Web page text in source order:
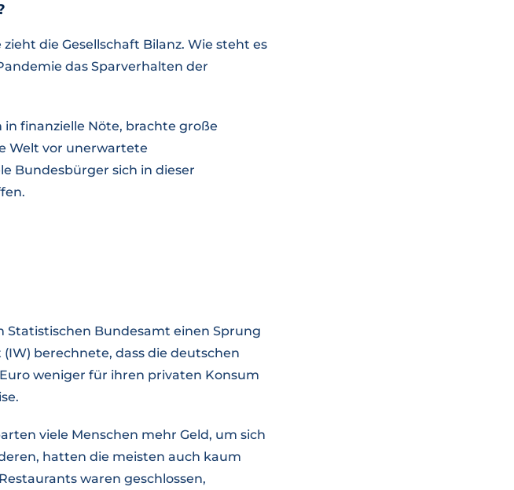
die Gesellschaft Bilanz. Wie steht es
das Sparverhalten der
finanzielle Nöte, brachte große
Welt vor unerwartete
Bundesbürger sich in dieser
Statistischen Bundesamt einen Sprung
(IW) berechnete, dass die deutschen
weniger für ihren privaten Konsum
viele Menschen mehr Geld, um sich
hatten die meisten auch kaum
waren geschlossen,